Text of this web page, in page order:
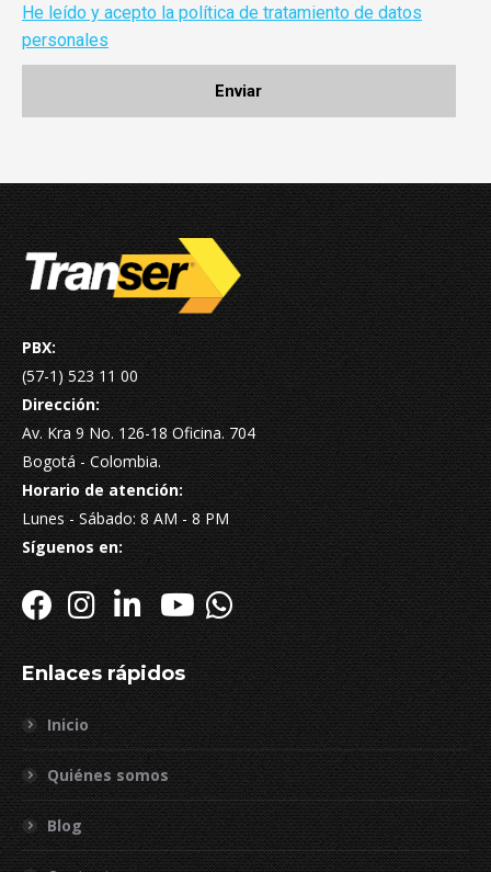
He leído y acepto la política de tratamiento de datos
personales
PBX:
(57-1) 523 11 00
Dirección:
Av. Kra 9 No. 126-18 Oficina. 704
Bogotá - Colombia.
Horario de atención:
Lunes - Sábado: 8 AM - 8 PM
Síguenos en:
Enlaces rápidos
Inicio
Quiénes somos
Blog